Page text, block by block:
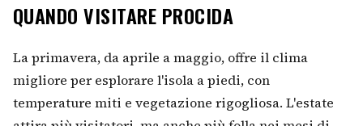
QUANDO VISITARE PROCIDA
La primavera, da aprile a maggio, offre il clima
migliore per esplorare l'isola a piedi, con
temperature miti e vegetazione rigogliosa. L'estate